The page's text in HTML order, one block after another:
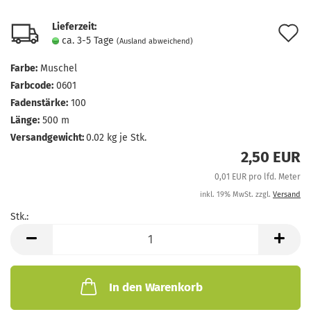
Lieferzeit:
ca. 3-5 Tage (Ausland abweichend)
Farbe: Muschel
Farbcode: 0601
Fadenstärke: 100
Länge: 500 m
Versandgewicht:0.02 kg je Stk.
2,50 EUR
0,01 EUR pro lfd. Meter
inkl. 19% MwSt. zzgl. Versand
Stk.:
In den Warenkorb